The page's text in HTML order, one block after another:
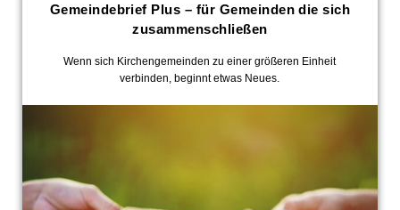
Gemeindebrief Plus – für Gemeinden die sich
zusammenschließen
Wenn sich Kirchengemeinden zu einer größeren Einheit
verbinden, beginnt etwas Neues.